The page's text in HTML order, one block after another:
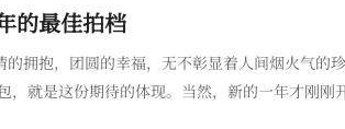
的最佳拍档
的幸福，无不彰显着人间烟火气的珍贵和温暖。 温暖与
就是这份期待的体现。当然，新的一年才刚刚